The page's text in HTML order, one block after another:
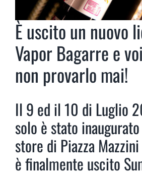
È uscito un nuovo
Vapor Bagarre e
non provarlo mai!
Il 9 ed il 10 di Luglio
solo è stato
store di Piazza
è finalmente uscito